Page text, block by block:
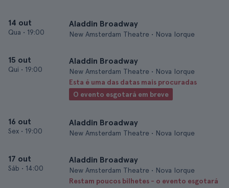
14 out
Qua • 19:00
Aladdin Broadway
New Amsterdam Theatre • Nova Iorque
15 out
Qui • 19:00
Aladdin Broadway
New Amsterdam Theatre • Nova Iorque
Esta é uma das datas mais procuradas
O evento esgotará em breve
16 out
Sex • 19:00
Aladdin Broadway
New Amsterdam Theatre • Nova Iorque
17 out
Sáb • 14:00
Aladdin Broadway
New Amsterdam Theatre • Nova Iorque
Restam poucos bilhetes - o evento esgotará